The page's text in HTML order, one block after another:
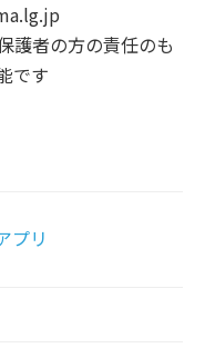
護者の方の責任のも
です
プリ